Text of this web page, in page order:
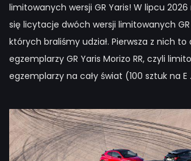
limitowanych wersji GR Yaris! W lipcu 2026
się licytacje dwóch wersji limitowanych GR
których braliśmy udział. Pierwsza z nich to
egzemplarzy GR Yaris Morizo RR, czyli
egzemplarzy na cały świat (100 sztuk na E